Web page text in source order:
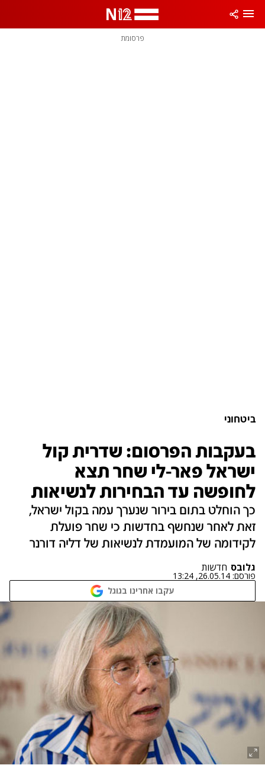
פרסומת
ביטחוני
בעקבות הפרסום: שדרית קול
ישראל פאר-לי שחר תצא
לחופשה עד הבחירות לנשיאות
כך הוחלט בתום בירור שנערך עמה בקול ישראל,
זאת לאחר שנחשף בחדשות כי שחר פועלת
לקידומה של המועמדת לנשיאות של דליה דורנר
גלובס חדשות
פורסם: 26.05.14, 13:24
עקבו אחרינו בגוגל